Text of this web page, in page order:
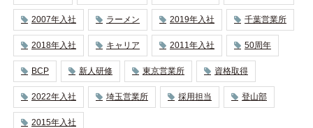
2007年入社 ラーメン 2019年入社 千葉営業所
2018年入社 キャリア 2011年入社 50周年
BCP 新人研修 東京営業所 資格取得
2022年入社 埼玉営業所 採用担当 登山部
2015年入社